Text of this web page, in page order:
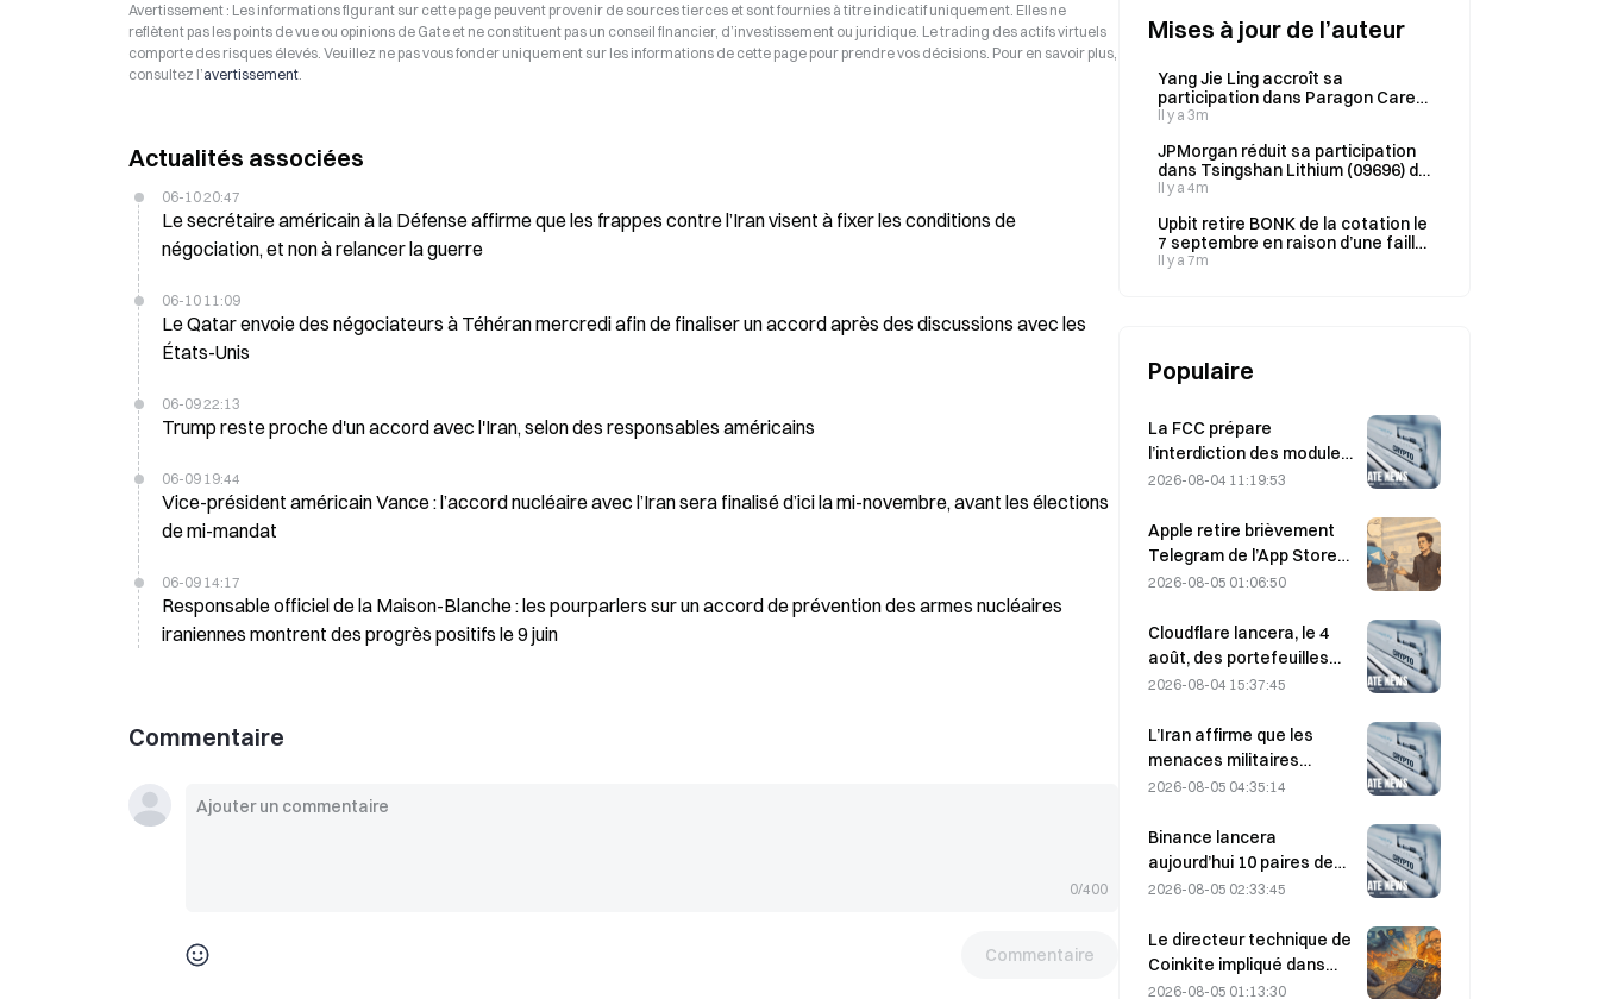
Avertissement : Les informations figurant sur cette page peuvent provenir de sources tierces et sont fournies à titre indicatif uniquement. Elles ne
reflètent pas les points de vue ou opinions de Gate et ne constituent pas un conseil financier, d’investissement ou juridique. Le trading des actifs virtuels
comporte des risques élevés. Veuillez ne pas vous fonder uniquement sur les informations de cette page pour prendre vos décisions. Pour en savoir plus,
consultez l’avertissement.
Actualités associées
06-10 20:47
Le secrétaire américain à la Défense affirme que les frappes contre l’Iran visent à fixer les conditions de
négociation, et non à relancer la guerre
06-10 11:09
Le Qatar envoie des négociateurs à Téhéran mercredi afin de finaliser un accord après des discussions avec les
États-Unis
06-09 22:13
Trump reste proche d'un accord avec l'Iran, selon des responsables américains
06-09 19:44
Vice-président américain Vance : l’accord nucléaire avec l’Iran sera finalisé d’ici la mi-novembre, avant les élections
de mi-mandat
06-09 14:17
Responsable officiel de la Maison-Blanche : les pourparlers sur un accord de prévention des armes nucléaires
iraniennes montrent des progrès positifs le 9 juin
Commentaire
0/400
Commentaire
Mises à jour de l’auteur
Yang Jie Ling accroît sa
participation dans Paragon Care
Holdings (00595) de 1 million
Il y a 3m
JPMorgan réduit sa participation
dans Tsingshan Lithium (09696) de
207 354 actions, au prix de 35,24
Il y a 4m
Upbit retire BONK de la cotation le
7 septembre en raison d’une faille
de sécurité non résolue ; son
Il y a 7m
Populaire
La FCC prépare
l’interdiction des modules
optiques chinois pour
Xinyuan pourrait subir un
impact sur 27 % de sa part
de marché.
2026-08-04 11:19:53
Apple retire brièvement
Telegram de l’App Store
en raison de contenus
(CSAM) ; Durov dément et
évoque une « attaque de
sécurité »
2026-08-05 01:06:50
Cloudflare lancera, le 4
août, des portefeuilles
pour agents IA afin de
API autonomes.
2026-08-04 15:37:45
L’Iran affirme que les
menaces militaires
américaines retardent
détroit d’Ormuz, prévu le 5
août.
2026-08-05 04:35:14
Binance lancera
aujourd’hui 10 paires de
trading bStocks à 20 h 00
2026-08-05 02:33:45
Le directeur technique de
Coinkite impliqué dans
l’incident lié à une
2026-08-05 01:13:30